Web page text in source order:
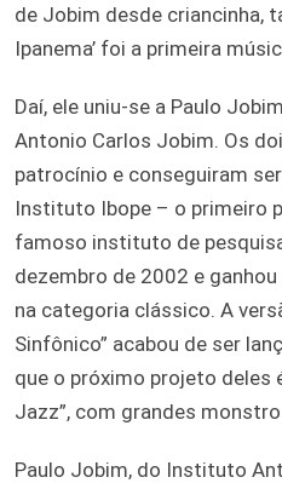
de Jobim desde criancinha,
Ipanema’ foi a primeira
Daí, ele uniu-se a Paulo
Antonio Carlos Jobim. Os
patrocínio e conseguiram
Instituto Ibope – o primeiro
famoso instituto de
dezembro de 2002 e
na categoria clássico. A
Sinfônico” acabou de ser
que o próximo projeto deles
Jazz”, com grandes
Paulo Jobim, do Instituto